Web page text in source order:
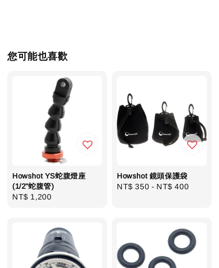
您可能也喜歡
Howshot YS蛇腹燈座
(1/2"蛇腹管)
Regular
NT$ 1,200
Howshot 鏡頭保護袋
Regular
NT$ 350 - NT$ 400